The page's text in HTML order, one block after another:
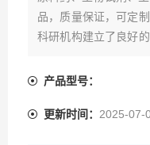
品，质量保证，可定
科研机构建立了良好
产品型号：
更新时间： 2025-07-